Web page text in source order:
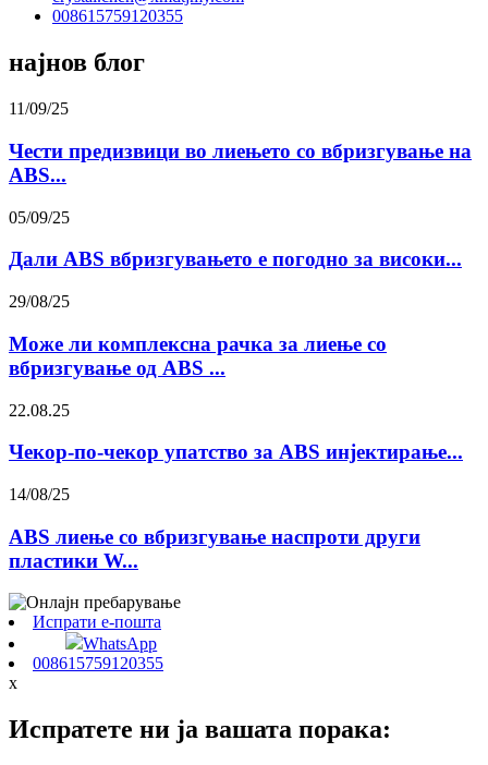
008615759120355
најнов блог
11/09/25
Чести предизвици во лиењето со вбризгување на
ABS...
05/09/25
Дали ABS вбризгувањето е погодно за високи...
29/08/25
Може ли комплексна рачка за лиење со
вбризгување од ABS ...
22.08.25
Чекор-по-чекор упатство за ABS инјектирање...
14/08/25
ABS лиење со вбризгување наспроти други
пластики W...
Испрати е-пошта
WhatsApp
008615759120355
x
Испратете ни ја вашата порака: